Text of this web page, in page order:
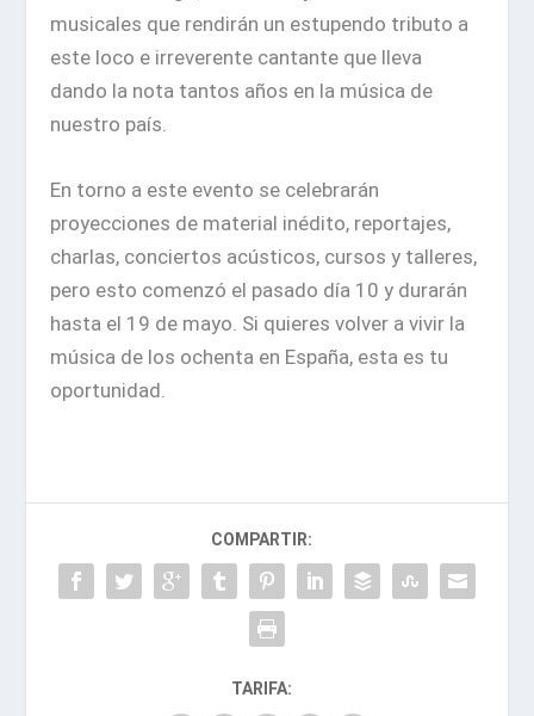
musicales que rendirán un estupendo tributo a
este loco e irreverente cantante que lleva
dando la nota tantos años en la música de
nuestro país.
En torno a este evento se celebrarán
proyecciones de material inédito, reportajes,
charlas, conciertos acústicos, cursos y talleres,
pero esto comenzó el pasado día 10 y durarán
hasta el 19 de mayo. Si quieres volver a vivir la
música de los ochenta en España, esta es tu
oportunidad.
COMPARTIR:
TARIFA: